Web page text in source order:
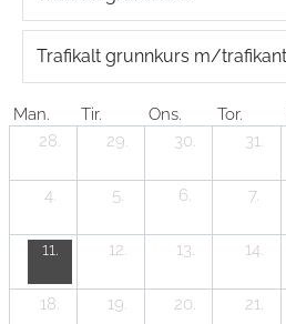
Man. Tir. Ons. Tor.
28.
29. 30. 31.
4. 5. 6. 7.
11. 12. 13. 14.
18. 19. 20. 21.